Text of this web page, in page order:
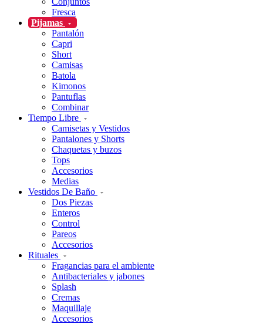
Fresca
Pijamas
Pantalón
Capri
Short
Camisas
Batola
Kimonos
Pantuflas
Combinar
Tiempo Libre
Camisetas y Vestidos
Pantalones y Shorts
Chaquetas y buzos
Tops
Accesorios
Medias
Vestidos De Baño
Dos Piezas
Enteros
Control
Pareos
Accesorios
Rituales
Fragancias para el ambiente
Antibacteriales y jabones
Splash
Cremas
Maquillaje
Accesorios